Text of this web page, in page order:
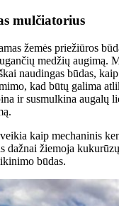
mulčiatorius
žemės priežiūros
medžių augimą.
naudingas būdas,
kad būtų galima
ir susmulkina augalų
kaip mechaninis
dažnai žiemoja
būdas.